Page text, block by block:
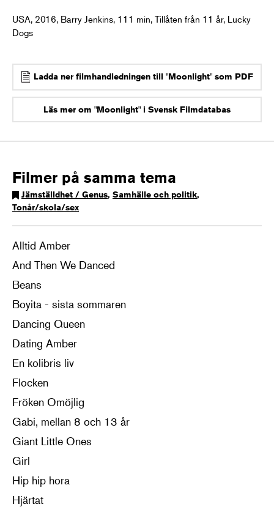
USA, 2016, Barry Jenkins, 111 min, Tillåten från 11 år, Lucky
Dogs
Ladda ner filmhandledningen till "Moonlight" som PDF
Läs mer om "Moonlight" i Svensk Filmdatabas
Filmer på samma tema
Jämställdhet / Genus, Samhälle och politik,
Tonår/skola/sex
Alltid Amber
And Then We Danced
Beans
Boyita - sista sommaren
Dancing Queen
Dating Amber
En kolibris liv
Flocken
Fröken Omöjlig
Gabi, mellan 8 och 13 år
Giant Little Ones
Girl
Hip hip hora
Hjärtat